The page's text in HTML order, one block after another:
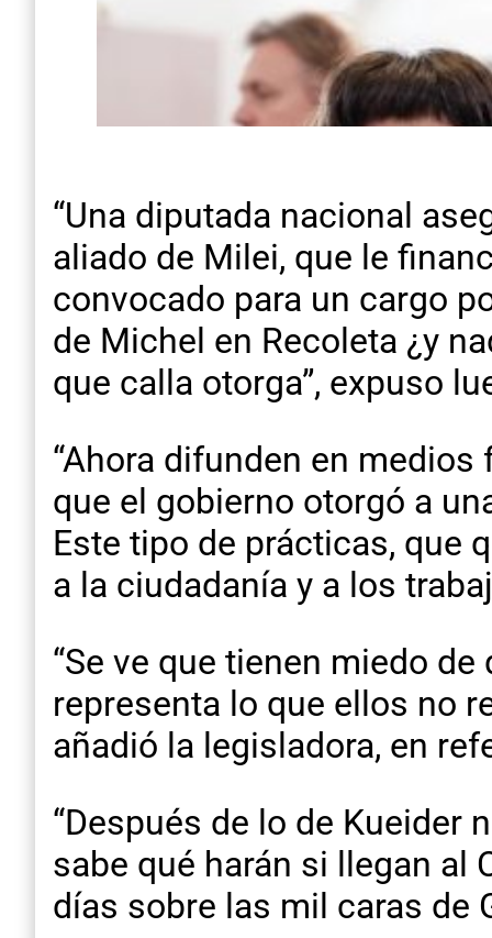
“Una diputada nacional
aliado de Milei, que le
convocado para un cargo
de Michel en Recoleta ¿y
que calla otorga”, expuso
“Ahora difunden en
que el gobierno otorgó a
Este tipo de prácticas, que
a la ciudadanía y a los
“Se ve que tienen miedo
representa lo que ellos no
añadió la legisladora, en
“Después de lo de Kueider
sabe qué harán si llegan al
días sobre las mil caras de